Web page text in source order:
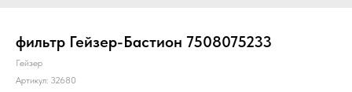
фильтр Гейзер-Бастион 7508075233
Гейзер
Артикул: 32680